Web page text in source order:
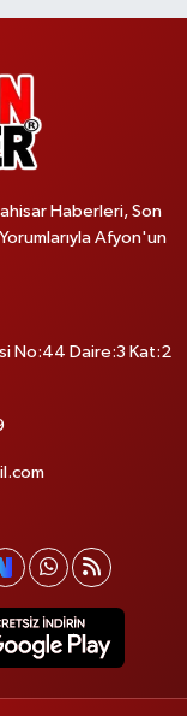
Haberleri, Son
Afyon'un
No:44 Daire:3 Kat:2